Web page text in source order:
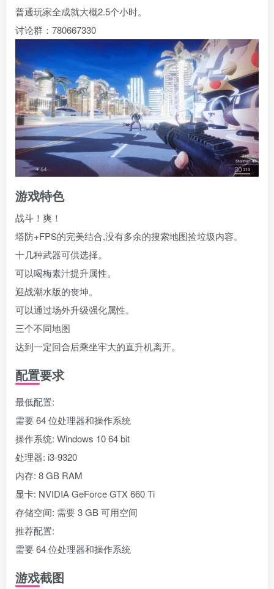
普通玩家全成就大概2.5个小时。
讨论群：780667330
游戏特色
战斗！爽！
塔防+FPS的完美结合,没有多余的搜索地图捡垃圾内容。
十几种武器可供选择。
可以喝梅素汁提升属性。
迎战潮水版的丧坤。
可以通过场外升级强化属性。
三个不同地图
达到一定回合后乘坐牢大的直升机离开。
配置要求
最低配置:
需要 64 位处理器和操作系统
操作系统: Windows 10 64 bit
处理器: i3-9320
内存: 8 GB RAM
显卡: NVIDIA GeForce GTX 660 Ti
存储空间: 需要 3 GB 可用空间
推荐配置:
需要 64 位处理器和操作系统
游戏截图